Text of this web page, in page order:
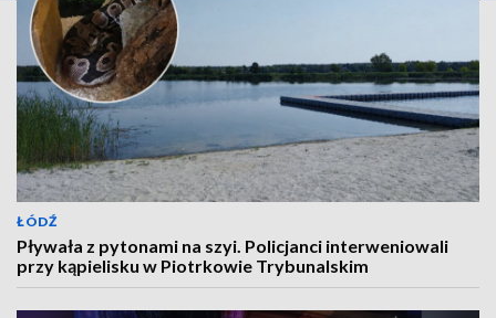
ŁÓDŹ
Pływała z pytonami na szyi. Policjanci interweniowali
przy kąpielisku w Piotrkowie Trybunalskim